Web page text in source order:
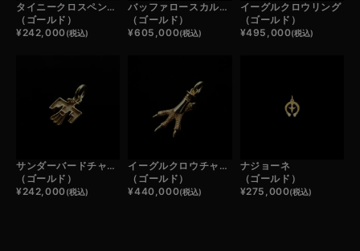
タイニークロスペンダントトップ
（ゴールド）
¥242,000(税込)
バッファロースカルフェザーヘッド
（ゴールド）
¥605,000(税込)
イーグルクロウリング
（ゴールド）
¥495,000(税込)
サンダーバードチャーム
（ゴールド）
¥242,000(税込)
イーグルクロウチャーム
（ゴールド）
¥440,000(税込)
ナジョーネ
（ゴールド）
¥275,000(税込)